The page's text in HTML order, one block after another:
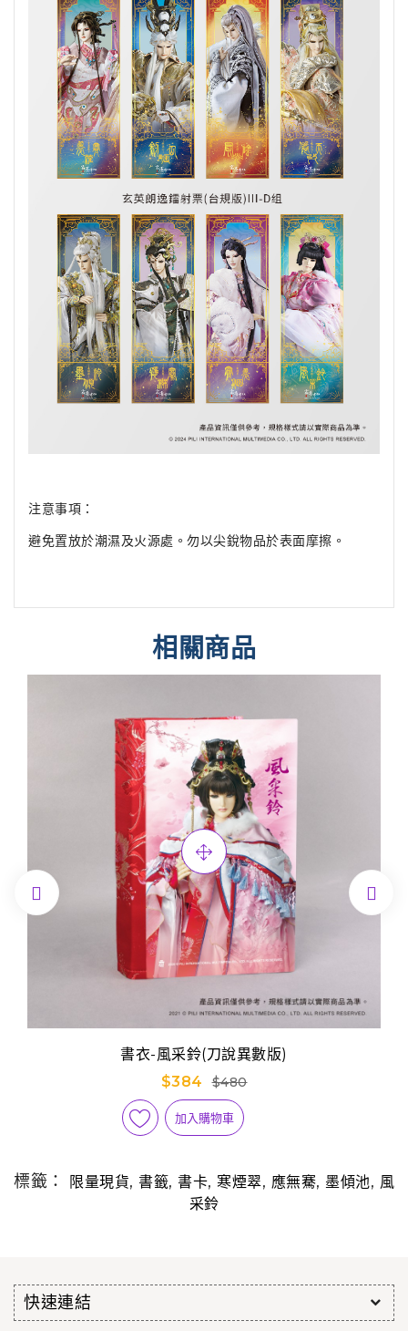
注意事項：
避免置放於潮濕及火源處。勿以尖銳物品於表面摩擦。
相關商品
書衣-風采鈴(刀說異數版)
$384
$480
加入購物車
 
標籤： 限量現貨, 書籤, 書卡, 寒煙翠, 應無騫, 墨傾池, 風
采鈴
快速連結